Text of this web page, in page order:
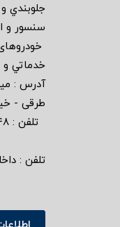
جلوبندي
سنسور و
خدماتي و
آدرس :
طرقى -
تلفن : ٠٢١٧٧٨٩٤٦٤٨
تلفن : داخلی